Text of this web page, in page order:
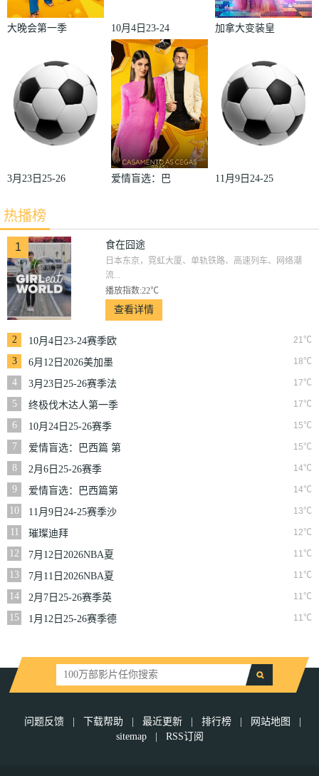
大晚会第一季
10月4日23-24
赛季欧冠小组
赛第2轮那不
勒斯VS皇家
马德里
加拿大变装皇
对阵世界
2022
3月23日25-26
轮雷恩VS梅
斯
爱情盲选：巴
11月9日24-25
利
热播榜
1 食在囧途
日本东京，霓虹大厦、单轨铁路、高速列车、网络潮
流...
播放指数:22℃
查看详情
2 21℃
10月4日23-24赛季欧
冠小组赛第2轮那不
勒斯VS皇家马德里
3 18℃
6月12日2026美加墨
世界杯小组赛韩国VS
捷克
4 17℃
3月23日25-26赛季法
甲第27轮雷恩VS梅斯
5 17℃
终极伐木达人第一季
6
15℃
10月24日25-26赛季
NBA常规赛掘金VS
勇士
7 15℃
爱情盲选：巴西篇 第
二季
8 14℃
2月6日25-26赛季
NBA常规赛篮网VS
魔术
9 14℃
爱情盲选：巴西篇第
二季
10 13℃
11月9日24-25赛季沙
联第10轮利雅得体育
VS利雅得胜利
11 12℃
璀璨迪拜
12
11℃
7月12日2026NBA夏
季联赛尼克斯VS马刺
13 11℃
7月11日2026NBA夏
季联赛公牛VS灰熊
14 11℃
2月7日25-26赛季英
超第25轮伯恩利VS西
汉姆联
15 11℃
1月12日25-26赛季德
问题反馈 下载帮助 最近更新 排行榜 网站地图
sitemap
RSS订阅